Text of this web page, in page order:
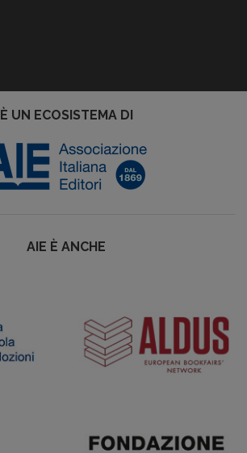
È UN ECOSISTEMA DI
AIE È ANCHE